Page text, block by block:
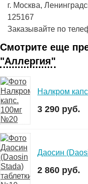
г. Москва,
125167
Заказывайте по
Смотрите еще
"Аллергия"
Налкром
3 290 руб.
Даосин
2 860 руб.